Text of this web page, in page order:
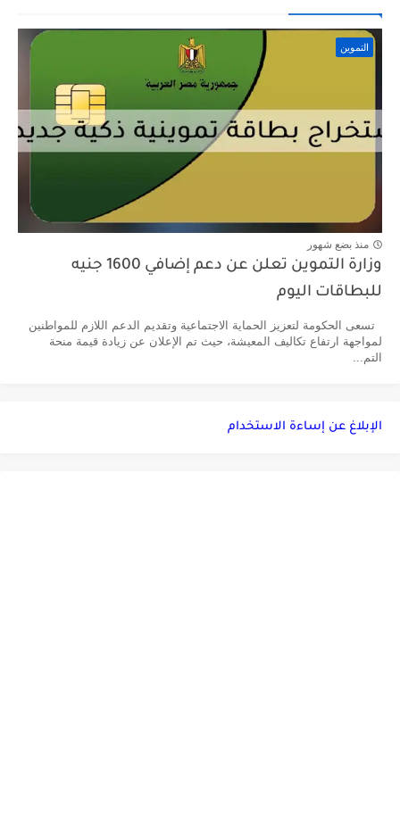
التموين
منذ بضع شهور
وزارة التموين تعلن عن دعم إضافي 1600 جنيه
للبطاقات اليوم
تسعى الحكومة لتعزيز الحماية الاجتماعية وتقديم الدعم اللازم للمواطنين
لمواجهة ارتفاع تكاليف المعيشة، حيث تم الإعلان عن زيادة قيمة منحة
التم...
الإبلاغ عن إساءة الاستخدام